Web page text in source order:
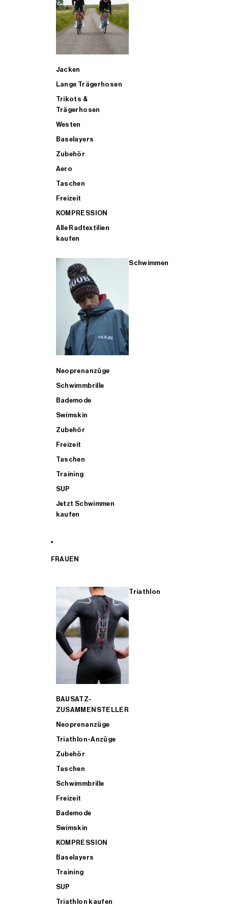
Jacken
Lange Trägerhosen
Trikots &
Trägerhosen
Westen
Baselayers
Zubehör
Aero
Taschen
Freizeit
KOMPRESSION
Alle Radtextilien
kaufen
Schwimmen
Neoprenanzüge
Schwimmbrille
Bademode
Swimskin
Zubehör
Freizeit
Taschen
Training
SUP
Jetzt Schwimmen
kaufen
FRAUEN
Triathlon
BAUSATZ-
ZUSAMMENSTELLER
Neoprenanzüge
Triathlon-Anzüge
Zubehör
Taschen
Schwimmbrille
Freizeit
Bademode
Swimskin
KOMPRESSION
Baselayers
Training
SUP
Triathlon kaufen
ALLE TRIATHLONARTIKEL FÜR MÄNNER KAUFEN